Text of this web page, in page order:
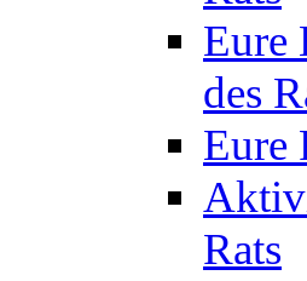
Eure
des
Eure
Rats